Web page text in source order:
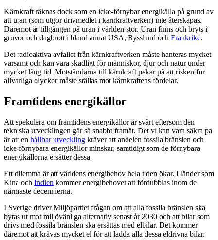
Kärnkraft räknas dock som en icke-förnybar energikälla på grund av
att uran (som utgör drivmedlet i kärnkraftverken) inte återskapas.
Däremot är tillgången på uran i världen stor. Uran finns och bryts i
gruvor och dagbrott i bland annat USA, Ryssland och Frankrike.
Det radioaktiva avfallet från kärnkraftverken måste hanteras mycket
varsamt och kan vara skadligt för människor, djur och natur under
mycket lång tid. Motståndarna till kärnkraft pekar på att risken för
allvarliga olyckor måste ställas mot kärnkraftens fördelar.
Framtidens energikällor
Att spekulera om framtidens energikällor är svårt eftersom den
tekniska utvecklingen går så snabbt framåt. Det vi kan vara säkra på
är att en hållbar utveckling kräver att andelen fossila bränslen och
icke-förnybara energikällor minskar, samtidigt som de förnybara
energikällorna ersätter dessa.
Ett dilemma är att världens energibehov hela tiden ökar. I länder som
Kina och Indien kommer energibehovet att fördubblas inom de
närmaste decennierna.
I Sverige driver Miljöpartiet frågan om att alla fossila bränslen ska
bytas ut mot miljövänliga alternativ senast år 2030 och att bilar som
drivs med fossila bränslen ska ersättas med elbilar. Det kommer
däremot att krävas mycket el för att ladda alla dessa eldrivna bilar.